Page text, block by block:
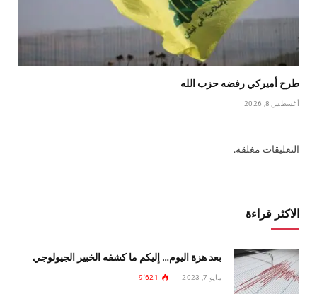
طرح أميركي رفضه حزب الله
أغسطس 8, 2026
التعليقات مغلقة.
الاكثر قراءة
بعد هزة اليوم… إليكم ما كشفه الخبير الجيولوجي
مايو 7, 2023 9٬621